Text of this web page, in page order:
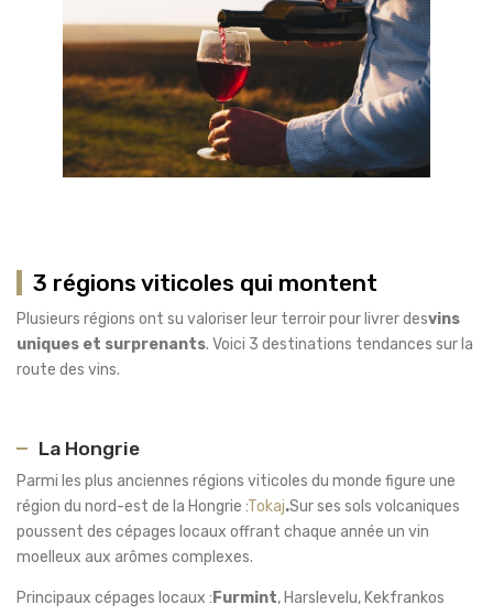
3 régions viticoles qui montent
Plusieurs régions ont su valoriser leur terroir pour livrer desvins
uniques et surprenants. Voici 3 destinations tendances sur la
route des vins.
La Hongrie
Parmi les plus anciennes régions viticoles du monde figure une
région du nord-est de la Hongrie :Tokaj.Sur ses sols volcaniques
poussent des cépages locaux offrant chaque année un vin
moelleux aux arômes complexes.
Principaux cépages locaux : Furmint, Harslevelu, Kekfrankos